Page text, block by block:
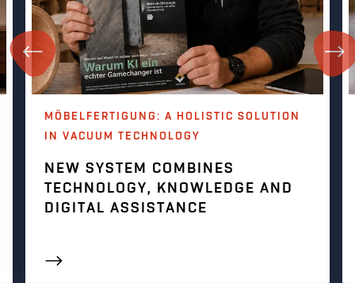
MÖBELFERTIGUNG: A HOLISTIC SOLUTION
IN VACUUM TECHNOLOGY
NEW SYSTEM COMBINES
TECHNOLOGY, KNOWLEDGE AND
DIGITAL ASSISTANCE